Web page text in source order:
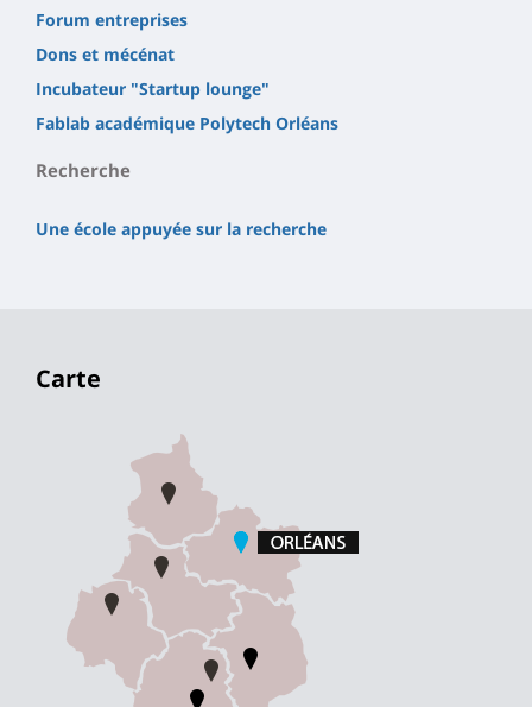
Forum entreprises
Dons et mécénat
Incubateur "Startup lounge"
Fablab académique Polytech Orléans
Recherche
Une école appuyée sur la recherche
Carte